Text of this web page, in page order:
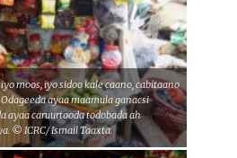
moos, iyo sidoo kale caano, cabitaano
ayaa maamula ganacsi
ayaa caruurtooda todobada ah
© ICRC/ Ismail Taaxta.